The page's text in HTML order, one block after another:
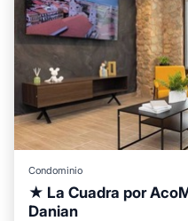
Condominio
★ La Cuadra por
Danian